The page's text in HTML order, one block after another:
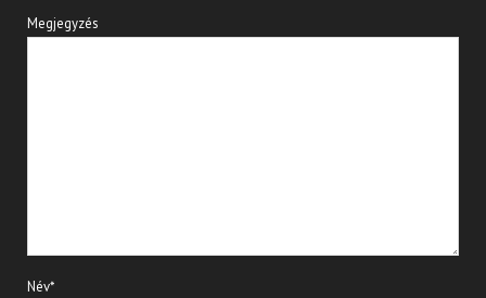
Megjegyzés
Név*